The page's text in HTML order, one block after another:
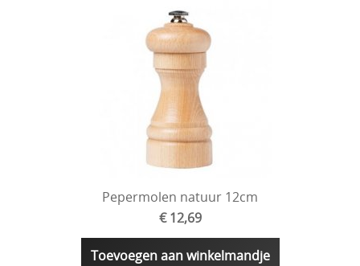
Pepermolen natuur 12cm
€ 12,69
Toevoegen aan winkelmandje